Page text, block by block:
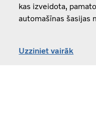
kas izveidota,
automašīnas šasijas
Uzziniet vairāk